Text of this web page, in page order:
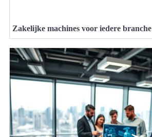
Zakelijke machines voor iedere branche